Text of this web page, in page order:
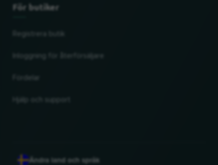
För butiker
Inloggning för återförsäljare
Fördelar
Ändra land och språk